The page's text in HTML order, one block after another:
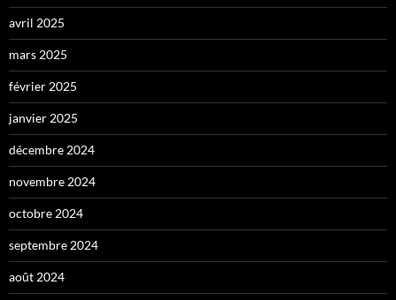
avril 2025
mars 2025
février 2025
janvier 2025
décembre 2024
novembre 2024
octobre 2024
septembre 2024
août 2024